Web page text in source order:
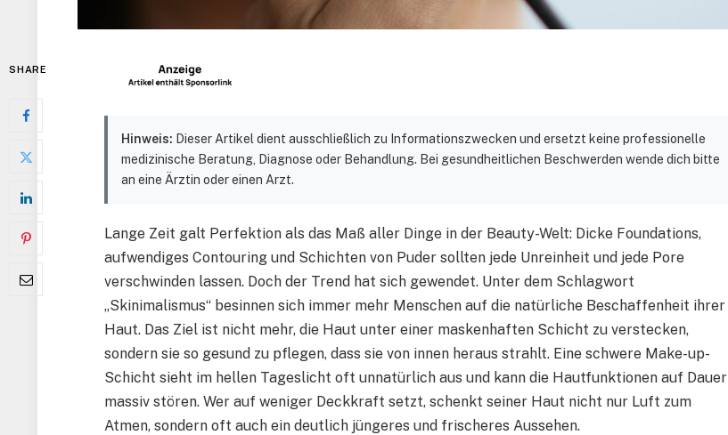
SHARE
Hinweis: Dieser Artikel dient ausschließlich zu Informationszwecken und ersetzt keine professionelle
medizinische Beratung, Diagnose oder Behandlung. Bei gesundheitlichen Beschwerden wende dich bitte
an eine Ärztin oder einen Arzt.
Lange Zeit galt Perfektion als das Maß aller Dinge in der Beauty-Welt: Dicke Foundations,
aufwendiges Contouring und Schichten von Puder sollten jede Unreinheit und jede Pore
verschwinden lassen. Doch der Trend hat sich gewendet. Unter dem Schlagwort
„Skinimalismus“ besinnen sich immer mehr Menschen auf die natürliche Beschaffenheit ihrer
Haut. Das Ziel ist nicht mehr, die Haut unter einer maskenhaften Schicht zu verstecken,
sondern sie so gesund zu pflegen, dass sie von innen heraus strahlt. Eine schwere Make-up-
Schicht sieht im hellen Tageslicht oft unnatürlich aus und kann die Hautfunktionen auf Dauer
massiv stören. Wer auf weniger Deckkraft setzt, schenkt seiner Haut nicht nur Luft zum
Atmen, sondern oft auch ein deutlich jüngeres und frischeres Aussehen.